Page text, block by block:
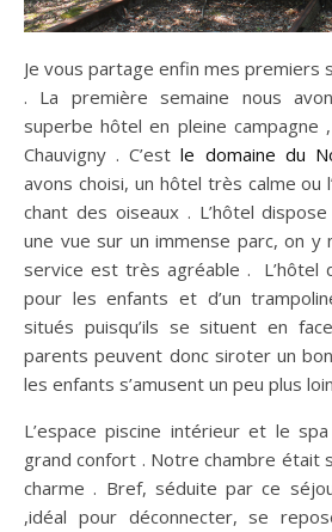
Je vous partage enfin mes premiers souvenirs de vacances
. La première semaine nous
superbe hôtel en pleine campagne
Chauvigny . C’estle domaine du
avons choisi, un hôtel très calme ou
chant des oiseaux . L’hôtel
une vue sur un immense parc, on
service est très agréable . L’hôtel
pour les enfants et d’un
situés puisqu’ils se situent en
parents peuvent donc siroter un
les enfants s’amusent un peu plus
L’espace piscine intérieur et le
grand confort . Notre chambre était
charme . Bref, séduite par ce
,idéal pour déconnecter, se